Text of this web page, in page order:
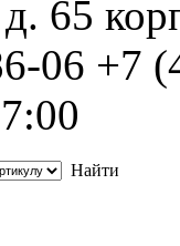
65
06 +7
Найти